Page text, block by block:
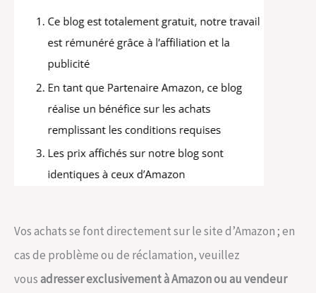
Vos achats se font directement sur le site d’Amazon ; en
cas de problème ou de réclamation, veuillez
vousadresser exclusivement à Amazon ou au vendeur